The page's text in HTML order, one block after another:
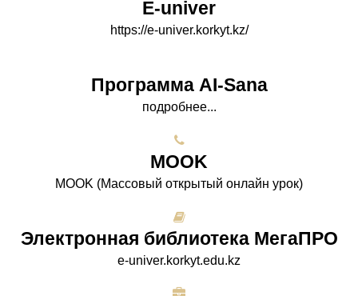
E-univer
https://e-univer.korkyt.kz/
Программа AI-Sana
подробнее...
МООK
МООK (Массовый открытый онлайн урок)
Электронная библиотека МегаПРО
e-univer.korkyt.edu.kz